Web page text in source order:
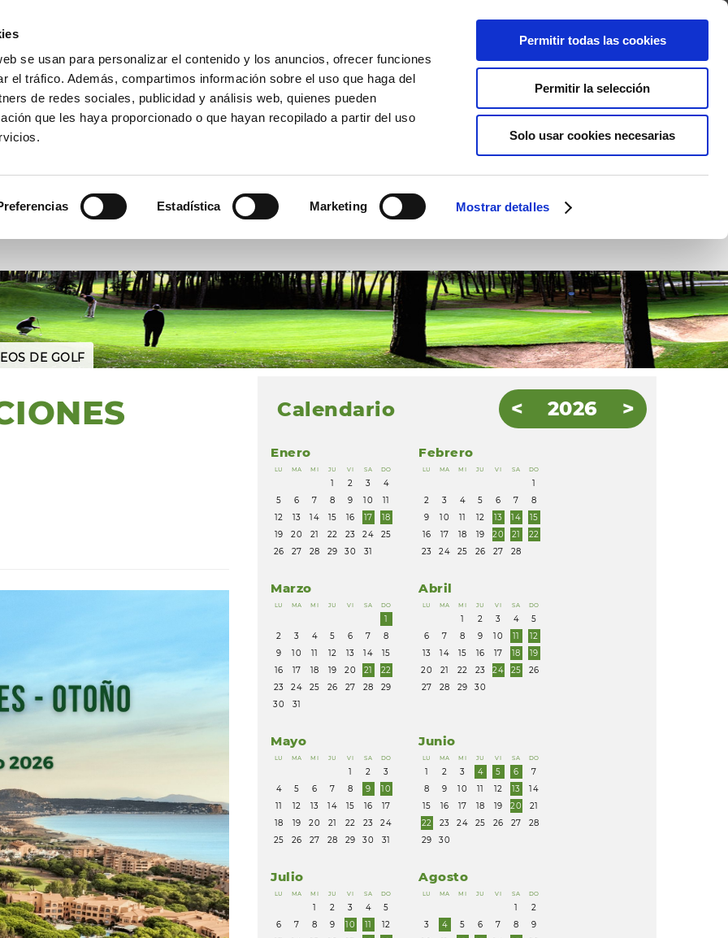
se usan para personalizar el contenido y los anuncios, ofrecer funciones
el tráfico. Además, compartimos información sobre el uso que haga del
de redes sociales, publicidad y análisis web, quienes pueden
que les haya proporcionado o que hayan recopilado a partir del uso
Estadística Marketing Mostrar detalles
Permitir todas las cookies
Permitir la selección
Solo usar cookies necesarias
ESCUELA COMPETICIONES TARIFAS OFERTAS ENTORNO VACACIONES GOLF ACTIVIDADES
Jugadores Hoyo
DE GOLF
Calendario 2026
Enero
LU MA MI JU VI SA DO
1 2 3
4
5
6 7 8 9 10
11
12
13 14 15 16 17
18
19
20 21 22 23 24
25
26
27 28 29 30 31
Febrero
LU MA MI JU VI SA DO
1
2
3 4 5 6 7
8
9
10 11 12 13 14
15
16
17 18 19 20 21
22
23
24 25 26 27 28
Marzo
LU MA MI JU VI SA DO
1
2
3 4 5 6 7
8
9
10 11 12 13 14
15
16
17 18 19 20 21
22
23
24 25 26 27 28
29
30
31
Abril
LU MA MI JU VI SA DO
1 2 3 4
5
6
7 8 9 10 11
12
13
14 15 16 17 18
19
20
21 22 23 24 25
26
27
28 29 30
Mayo
LU MA MI JU VI SA DO
1 2
3
4
5 6 7 8 9
10
11
12 13 14 15 16
17
18
19 20 21 22 23
24
25
26 27 28 29 30 31
Junio
LU MA MI JU VI SA DO
1 2 3 4 5 6
7
8
9 10 11 12 13
14
15
16 17 18 19 20
21
22
23 24 25 26 27
28
29
30
Julio
LU MA MI JU VI SA DO
1 2 3 4
5
6
7 8 9 10 11
12
Agosto
LU MA MI JU VI SA DO
1
2
3
4 5 6 7 8
9